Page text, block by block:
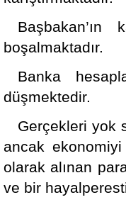
boşalmaktadır.
Banka
düşmektedir.
Gerçekleri yok
ancak
olarak alınan
ve bir